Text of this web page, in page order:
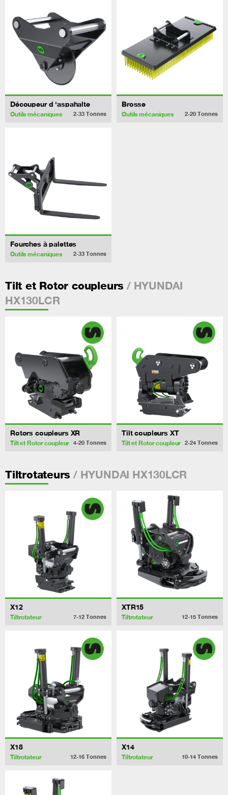
Découpeur d ‘aspahalte
Outils mécaniques 2-33 Tonnes
Brosse
Outils mécaniques 2-20 Tonnes
Fourches à palettes
Outils mécaniques 2-33 Tonnes
Tilt et Rotor coupleurs / HYUNDAI
HX130LCR
Rotors coupleurs XR
Tilt et Rotor coupleur 4-20 Tonnes
Tilt coupleurs XT
Tilt et Rotor coupleur 2-24 Tonnes
Tiltrotateurs / HYUNDAI HX130LCR
X12
Tiltrotateur 7-12 Tonnes
XTR15
Tiltrotateur 12-15 Tonnes
X18
Tiltrotateur 12-16 Tonnes
X14
Tiltrotateur 10-14 Tonnes